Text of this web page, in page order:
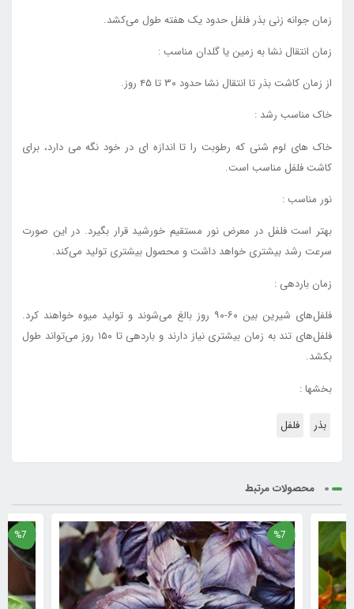
زمان جوانه زنی بذر فلفل حدود یک هفته طول می‌کشد.
زمان انتقال نشا به زمین یا گلدان مناسب :
از زمان کاشت بذر تا انتقال نشا حدود ۳۰ تا ۴۵ روز.
خاک مناسب رشد :
خاک های لوم شنی که رطوبت را تا اندازه ای در خود نگه می دارد، برای
کاشت فلفل مناسب است.
نور مناسب :
بهتر است فلفل در معرض نور مستقیم خورشید قرار بگیرد. در این صورت
سرعت رشد بیشتری خواهد داشت و محصول بیشتری تولید می‌کند.
زمان باردهی :
فلفل‌های شیرین بین ۶۰-۹۰ روز بالغ می‌شوند و تولید میوه خواهند کرد.
فلفل‌های تند به زمان بیشتری نیاز دارند و باردهی تا ۱۵۰ روز می‌تواند طول
بکشد.
بخشها :
بذر فلفل
محصولات مرتبط
%7
%7